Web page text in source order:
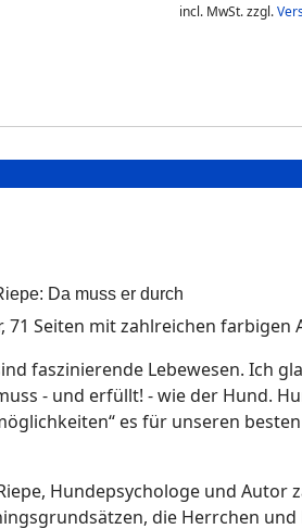
incl. MwSt. zzgl.
Da muss er durch
71 Seiten mit zahlreichen farbigen
faszinierende Lebewesen. Ich
- und erfüllt! - wie der Hund.
es für unseren
Hundepsychologe und Autor
die Herrchen